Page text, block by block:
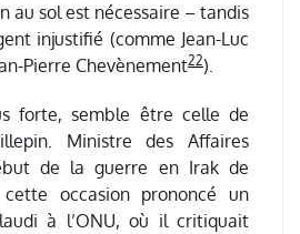
au sol est nécessaire – tandis
injustifié (comme Jean-Luc
Pierre Chevènement22).
forte, semble être celle de
Ministre des Affaires
de la guerre en Irak de
occasion prononcé un
à l’ONU, où il critiquait